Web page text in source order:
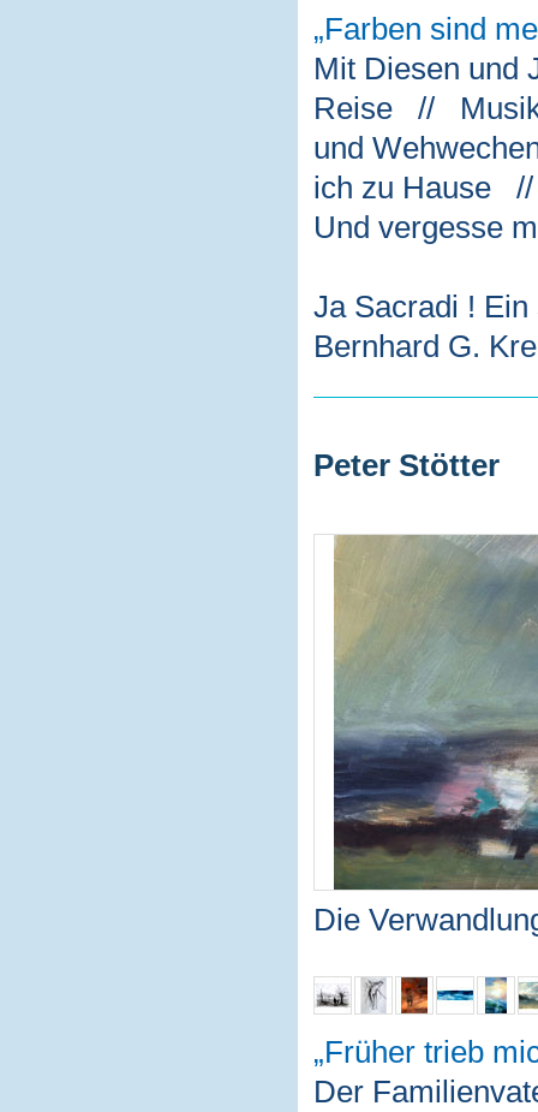
Farben sind
Mit Diesen
Reise //
und
ich zu Hause
Und vergesse
Ja Sacradi !
Bernhard G.
Peter Stötter
Die
Früher trieb
Der